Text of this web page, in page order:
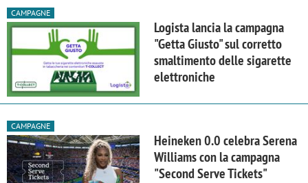
CAMPAGNE
Logista lancia la campagna
"Getta Giusto" sul corretto
smaltimento delle sigarette
elettroniche
CAMPAGNE
Heineken 0.0 celebra Serena
Williams con la campagna
"Second Serve Tickets"